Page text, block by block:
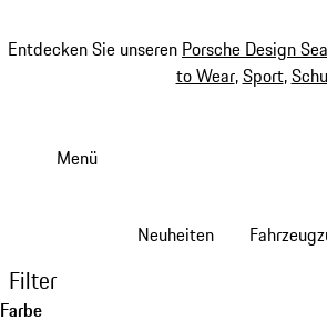
Entdecken Sie unseren Porsche Design
to Wear,Sport,
Hauptinhalt
Menü
Neuheiten
Filter
Farbe